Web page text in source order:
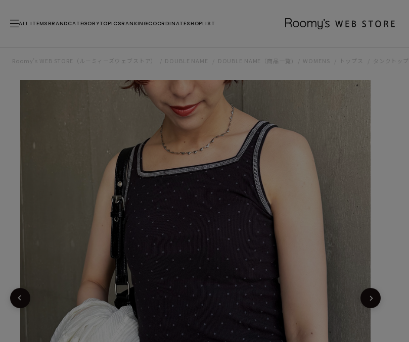
ALL ITEMS BRANDCATEGORYTOPICSRANKINGCOORDINATESHOPLIST
Roomy’s WEB STORE（ルーミィーズウェブストア） DOUBLE NAME DOUBLE NAME（商品一覧) WOMENS トップス タンクトップ